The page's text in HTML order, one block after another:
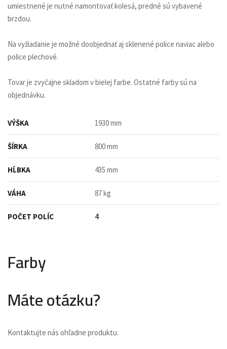
umiestnené je nutné namontovať kolesá, predné sú vybavené
brzdou.
Na vyžiadanie je možné doobjednať aj sklenené police naviac alebo
police plechové.
Tovar je zvyčajne skladom v bielej farbe. Ostatné farby sú na
objednávku.
VÝŠKA 1930 mm
ŠÍRKA 800 mm
HĹBKA 435 mm
VÁHA 87 kg
POČET POLÍC 4
Farby
Máte otázku?
Kontaktujte nás ohľadne produktu.